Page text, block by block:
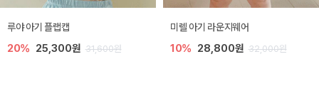
루야 아기 플랩캡
20% 25,300원 31,600원
미렐 아기 라운지웨어
10% 28,800원 32,000원